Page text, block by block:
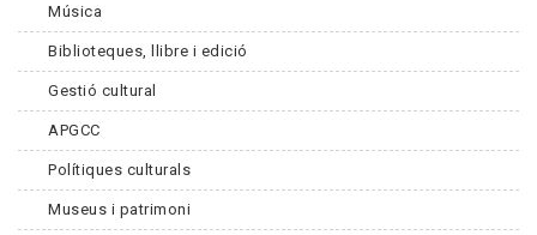
Música
Biblioteques, llibre i edició
Gestió cultural
APGCC
Polítiques culturals
Museus i patrimoni